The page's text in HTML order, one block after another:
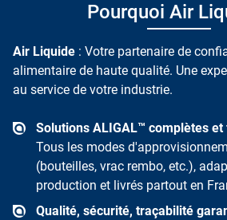
Pourquoi Air
Air Liquide : Votre partenaire de
alimentaire de haute qualité. Une
au service de votre industrie.
Solutions ALIGAL™ complètes
Tous les modes
(bouteilles, vrac rembo, etc.),
production et livrés partout en
Qualité, sécurité, traçabilité